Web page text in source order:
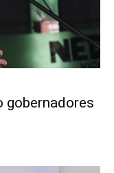
gobernadores